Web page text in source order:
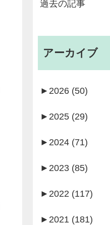
過去の記事
アーカイブ
► 2026 (50)
► 2025 (29)
► 2024 (71)
► 2023 (85)
► 2022 (117)
► 2021 (181)